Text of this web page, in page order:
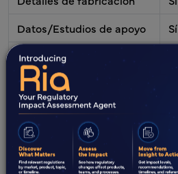
Datos/Estudios de apoyo
Sí
Descripción de cómo un
producto logra sus
efectos
terapéuticos/diagnósticos
previstos
Análisis de clasificación,
modo de acción principal
Sí